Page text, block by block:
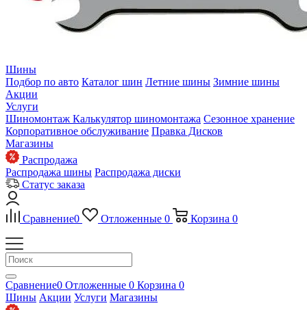
Шины
Подбор по авто Каталог шин Летние шины Зимние шины
Акции
Услуги
Шиномонтаж Калькулятор шиномонтажа Сезонное хранение
Корпоративное обслуживание Правка Дисков
Магазины
Распродажа
Распродажа шины Распродажа диски
Статус заказа
Сравнение0 Отложенные 0 Корзина 0
Сравнение0 Отложенные 0 Корзина 0
Шины Акции Услуги Магазины